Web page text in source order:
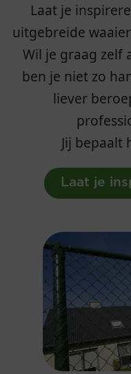
Laat je
uitgebreide
Wil je graag zelf
ben je niet zo
liever
Jij bepaalt
Laat je